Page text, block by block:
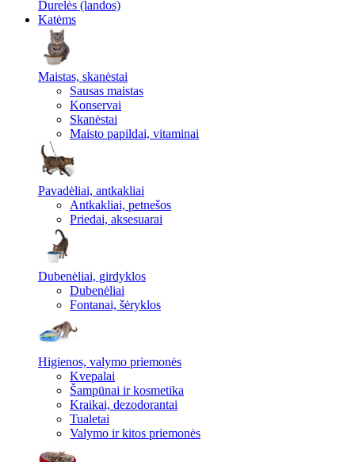
Durelės (landos)
Katėms
Maistas, skanėstai
Sausas maistas
Konservai
Skanėstai
Maisto papildai, vitaminai
Pavadėliai, antkakliai
Antkakliai, petnešos
Priedai, aksesuarai
Dubenėliai, girdyklos
Dubenėliai
Fontanai, šėryklos
Higienos, valymo priemonės
Kvepalai
Šampūnai ir kosmetika
Kraikai, dezodorantai
Tualetai
Valymo ir kitos priemonės